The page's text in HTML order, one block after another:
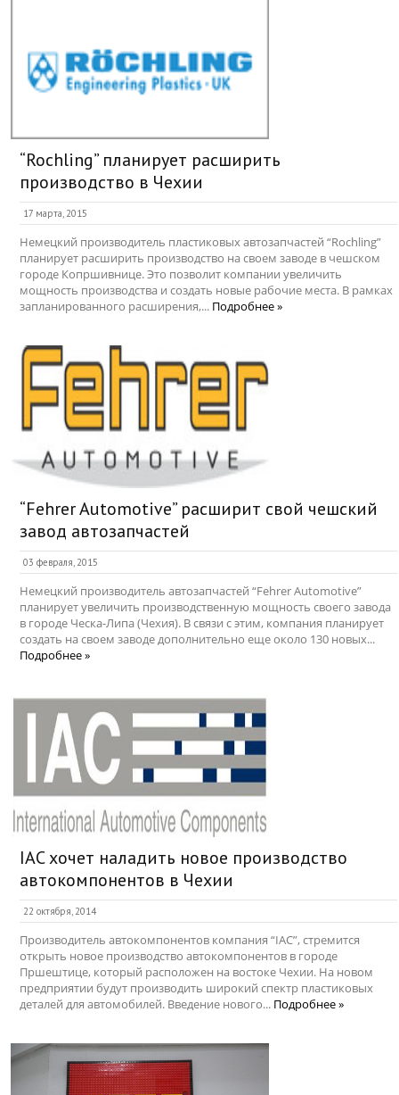
“Rochling” планирует расширить
производство в Чехии
17 марта, 2015
Немецкий производитель пластиковых автозапчастей “Rochling”
планирует расширить производство на своем заводе в чешском
городе Копршивнице. Это позволит компании увеличить
мощность производства и создать новые рабочие места. В рамках
запланированного расширения,... Подробнее »
“Fehrer Automotive” расширит свой чешский
завод автозапчастей
03 февраля, 2015
Немецкий производитель автозапчастей “Fehrer Automotive”
планирует увеличить производственную мощность своего завода
в городе Ческа-Липа (Чехия). В связи с этим, компания планирует
создать на своем заводе дополнительно еще около 130 новых...
Подробнее »
IAC хочет наладить новое производство
автокомпонентов в Чехии
22 октября, 2014
Производитель автокомпонентов компания “IAC”, стремится
открыть новое производство автокомпонентов в городе
Пршештице, который расположен на востоке Чехии. На новом
предприятии будут производить широкий спектр пластиковых
деталей для автомобилей. Введение нового... Подробнее »